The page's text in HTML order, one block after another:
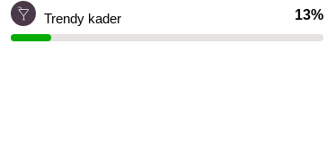
Trendy kader 13%